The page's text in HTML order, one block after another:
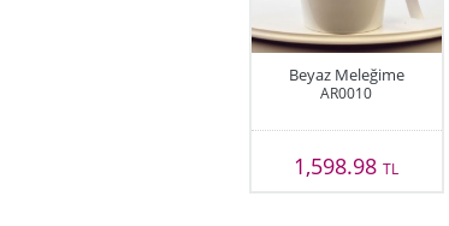
Beyaz Meleğime
AR0010
1,598.98TL